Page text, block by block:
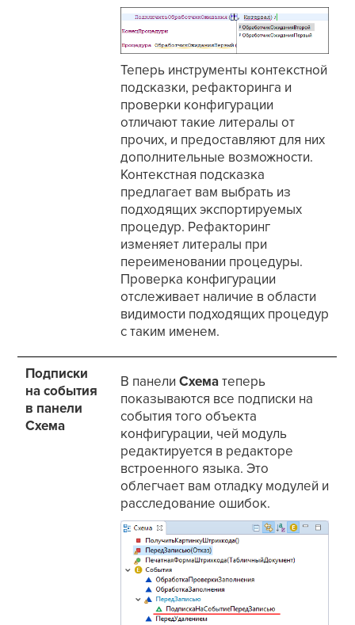
Теперь инструменты контекстной
подсказки, рефакторинга и
проверки конфигурации
отличают такие литералы от
прочих, и предоставляют для них
дополнительные возможности.
Контекстная подсказка
предлагает вам выбрать из
подходящих экспортируемых
процедур. Рефакторинг
изменяет литералы при
переименовании процедуры.
Проверка конфигурации
отслеживает наличие в области
видимости подходящих процедур
с таким именем.
Подписки
на события
в панели
Схема
В панелиСхематеперь
показываются все подписки на
события того объекта
конфигурации, чей модуль
редактируется в редакторе
встроенного языка. Это
облегчает вам отладку модулей и
расследование ошибок.